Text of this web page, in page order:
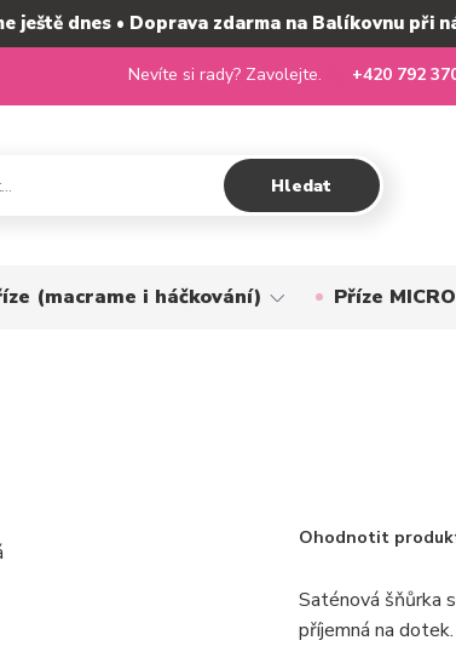
ještě dnes • Doprava zdarma na Balíkovnu při
Hledat
Nevíte si rady? Zavolejte. +420 792
(macrame i háčkování) Příze
Ohodnotit
Saténová šňůrka
příjemná na